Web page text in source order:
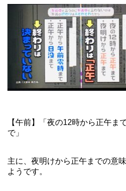
【午前】「夜の12時から正午ま
で」
主に、夜明けから正午までの意
ようです。